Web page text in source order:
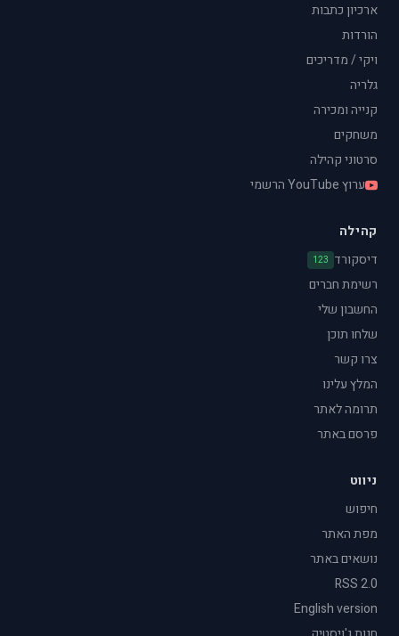
ארכיון כתבות
הורדות
ויקי / מדריכים
גלריה
קנייה ומכירה
משחקים
סרטוני קהילה
ערוץ YouTube הרשמי
קהילה
דיסקורד 123
רשימת חברים
החשבון שלי
שלחו תוכן
צרו קשר
המלץ עלינו
תרומה לאתר
פרסם באתר
ניווט
חיפוש
מפת האתר
נושאים באתר
RSS 2.0
English version